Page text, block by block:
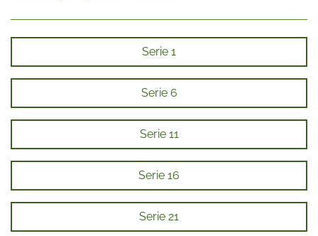
Serie 1
Serie 6
Serie 11
Serie 16
Serie 21